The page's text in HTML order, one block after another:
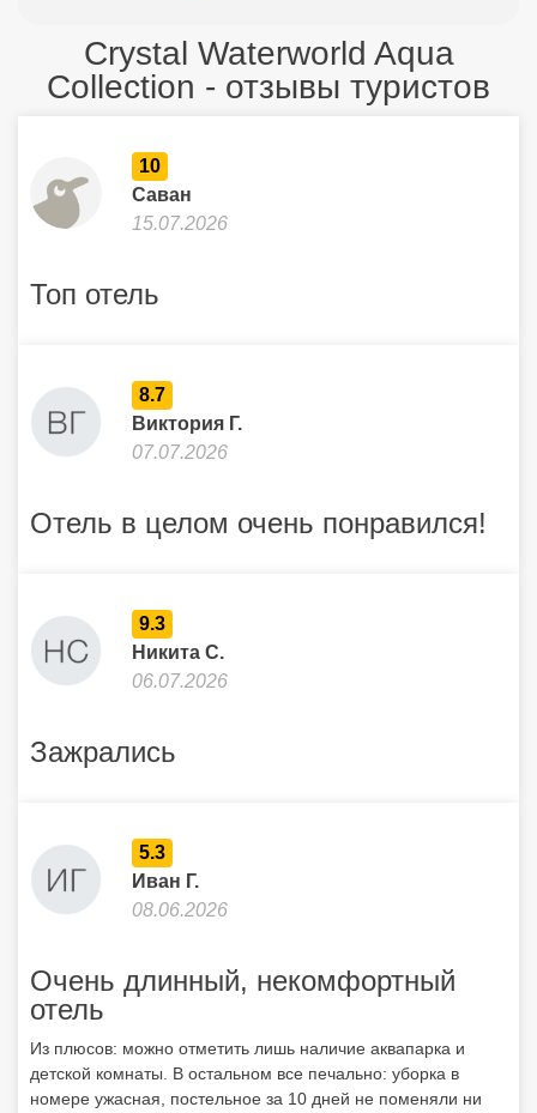
Crystal Waterworld Aqua
Collection - отзывы туристов
10
Саван
15.07.2026
Топ отель
8.7
Виктория Г.
07.07.2026
Отель в целом очень понравился!
9.3
Никита С.
06.07.2026
Зажрались
5.3
Иван Г.
08.06.2026
Очень длинный, некомфортный
отель
Из плюсов: можно отметить лишь наличие аквапарка и
детской комнаты. В остальном все печально: уборка в
номере ужасная, постельное за 10 дней не поменяли ни